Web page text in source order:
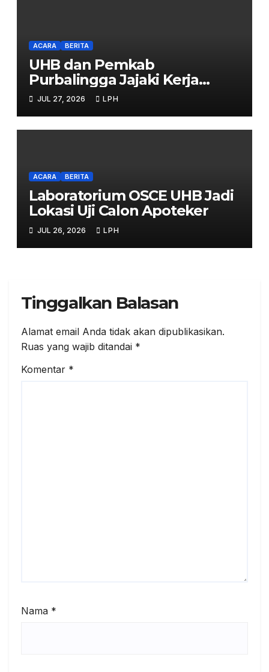
ACARA BERITA
UHB dan Pemkab
Purbalingga Jajaki Kerja
Sama Strategis
JUL 27, 2026 LPH
ACARA BERITA
Laboratorium OSCE UHB Jadi
Lokasi Uji Calon Apoteker
JUL 26, 2026 LPH
Tinggalkan Balasan
Alamat email Anda tidak akan dipublikasikan.
Ruas yang wajib ditandai *
Komentar *
Nama *